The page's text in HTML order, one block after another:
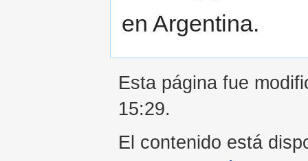
en Argentina.
Esta página fue
15:29.
El contenido está